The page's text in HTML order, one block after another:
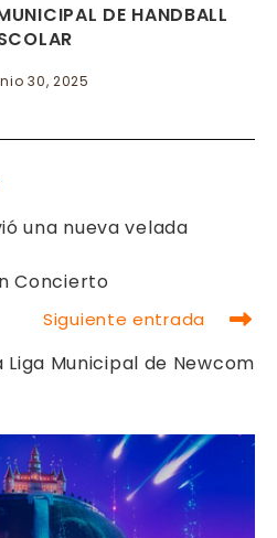
DE HANDBALL
30, 2025
una nueva velada
Concierto
Siguiente entrada
Liga Municipal de Newcom